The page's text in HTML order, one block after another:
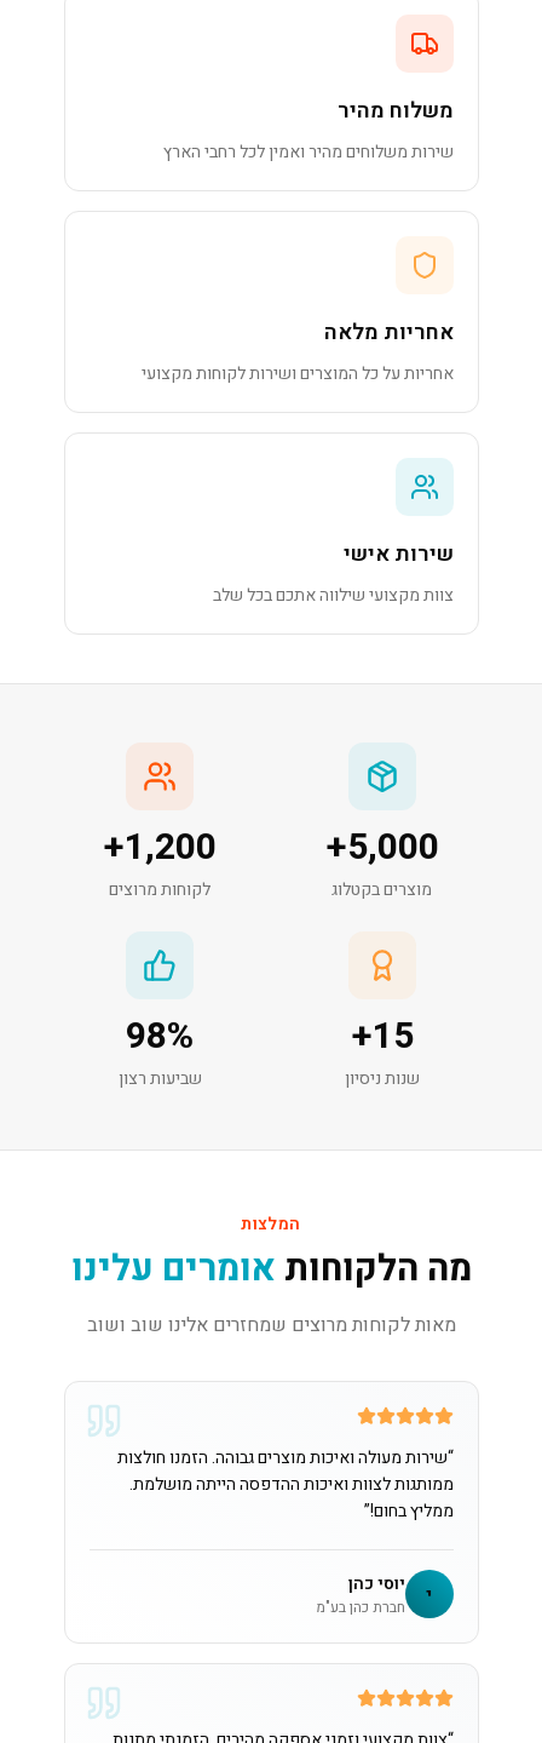
משלוח מהיר
שירות משלוחים מהיר ואמין לכל רחבי הארץ
אחריות מלאה
אחריות על כל המוצרים ושירות לקוחות מקצועי
שירות אישי
צוות מקצועי שילווה אתכם בכל שלב
5,000
+
מוצרים בקטלוג
1,200
+
לקוחות מרוצים
15
+
שנות ניסיון
98%
שביעות רצון
המלצות
מה הלקוחות אומרים עלינו
מאות לקוחות מרוצים שמחזרים אלינו שוב ושוב
“שירות מעולה ואיכות מוצרים גבוהה. הזמנו חולצות
ממותגות לצוות ואיכות ההדפסה הייתה מושלמת.
ממליץ בחום!”
י יוסי כהן
חברת כהן בע"מ